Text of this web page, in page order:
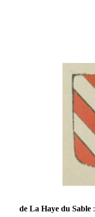
de La Haye du Sable: